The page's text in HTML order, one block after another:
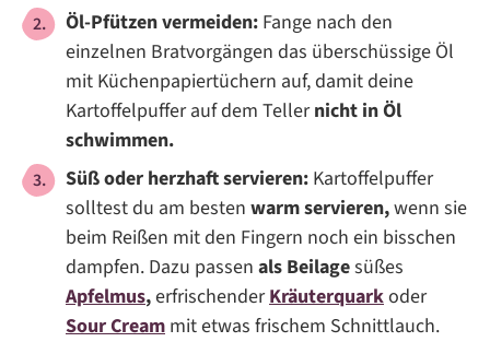
Öl-Pfützen vermeiden: Fange nach den
einzelnen Bratvorgängen das überschüssige Öl
mit Küchenpapiertüchern auf, damit deine
Kartoffelpuffer auf dem Tellernicht in Öl
schwimmen.
Süß oder herzhaft servieren: Kartoffelpuffer
solltest du am besten warm servieren,wenn sie
beim Reißen mit den Fingern noch ein bisschen
dampfen. Dazu passen als Beilagesüßes
Apfelmus,erfrischenderKräuterquarkoder
Sour Cream mit etwas frischem Schnittlauch.